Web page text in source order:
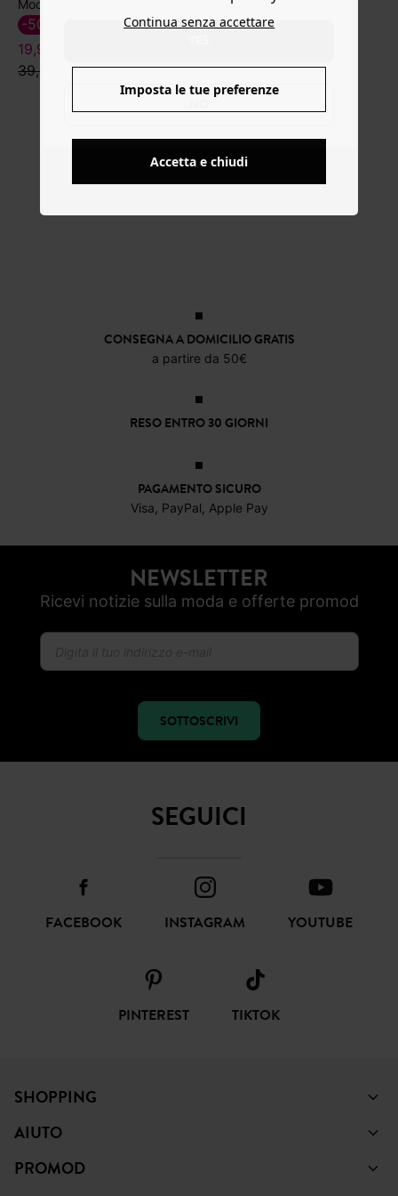
Mocassini in pelle scamosciata
19,99 €
39,99 €
-50%
CONSEGNA A DOMICILIO GRATIS
a partire da 50€
RESO ENTRO 30 GIORNI
PAGAMENTO SICURO
Visa, PayPal, Apple Pay
NEWSLETTER
Ricevi notizie sulla moda e offerte promod
SOTTOSCRIVI
SEGUICI
FACEBOOK INSTAGRAM YOUTUBE
PINTEREST TIKTOK
SHOPPING
AIUTO
PROMOD
Continua senza accettare
Imposta le tue preferenze
Accetta e chiudi